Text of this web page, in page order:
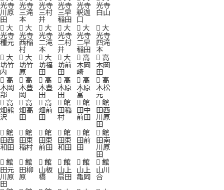
光寺
川原
田
光寺
三滝
本
光寺
三村
井
光寺
三早
稲田
光寺
釈迦
口
光寺
白山
大
光寺
種元
大
光寺
西稲
村
大
光寺
二滝
本
大
光寺
二村
井
大
光寺
二早
稲田
大
光寺
四滝
本
大
坊竹
内
大
坊竹
原
大
坊福
田
大
坊前
田
高
木岡
崎
高
木岡
田
高
木岡
部
高
木豊
岡
高
木豊
田
高
木原
田
高
木原
富
高
木松
元
高
畑熊
沢
高
畑高
田
高
畑前
田
館
田稲
村
館
田中
前田
館
田西
川原
田
館
田西
和田
館
田東
稲村
館
田東
前田
館
田東
和田
館
田前
田
館
田南
川原
田
館
田元
川原
田
館
田柳
原
館
山板
橋
館
山上
扇田
館
山上
亀岡
館
山川
合